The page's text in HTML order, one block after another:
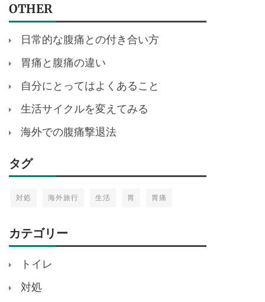
OTHER
日常的な腹痛との付き合い方
胃痛と腹痛の違い
自分にとってはよくあること
生活サイクルを変えてみる
海外での腹痛撃退法
タグ
対処 海外旅行 生活 胃 胃痛
カテゴリー
トイレ
対処